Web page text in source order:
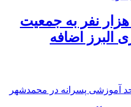
️سالانه ۱۲ هزار نفر به جمعیت
البرز اضافه